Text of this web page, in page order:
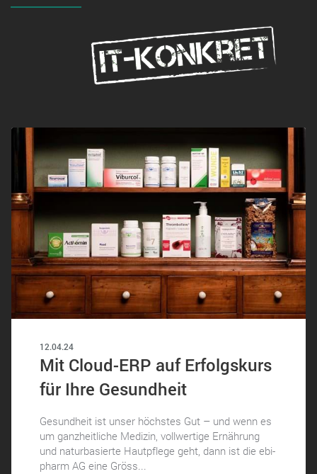
12.04.24
Mit Cloud-ERP auf Erfolgskurs
für Ihre Gesundheit
Gesundheit ist unser höchstes Gut – und wenn es
um ganzheitliche Medizin, vollwertige Ernährung
und naturbasierte Hautpflege geht, dann ist die ebi-
pharm AG eine Gröss...